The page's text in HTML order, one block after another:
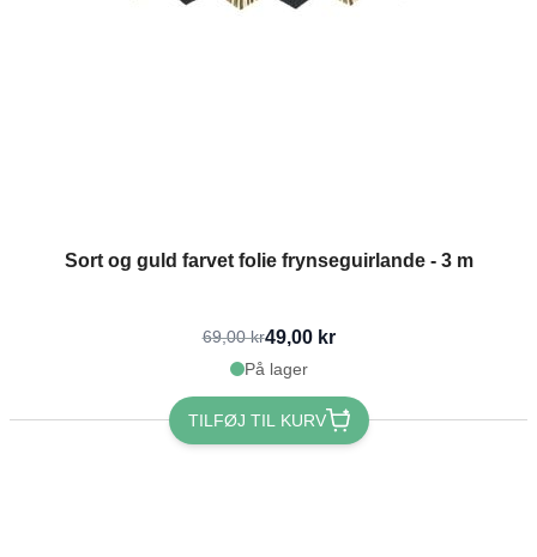
Sort og guld farvet folie frynseguirlande - 3 m
69,00 kr49,00 kr
På lager
TILFØJ TIL KURV